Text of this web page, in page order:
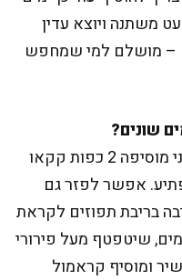
משתנה ויוצא עדין
– מושלם למי שמחפש
בהחלט! לפעמים כחלק מהכיף אני מוסיפה 2 כפות קקאו
אפשר לפזר גם
בריבת תפוזים לקראת
שיטפטף מעל פירורי
ומוסיף קראמול